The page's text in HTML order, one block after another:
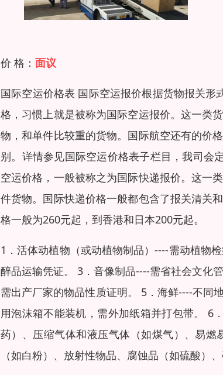
价 格： 面议
国际空运价格表 国际空运报价根据货物报关
格，习惯上就是被称为国际空运报价。这一类
物，和单件比较重的货物。国际航空还有的价
别。详情参见国际空运价格表子栏目，我司会
空运价格，一般被称之为国际快递报价。这一
件货物。国际快递价格一般都包含了报关清关
格一般为260元起，到香港和日本200元起。
1．活体动植物（或动植物制品）----需动植物
醉品运输凭证。 3．音像制品----需省社会文化
需出产厂家的物品性质证明。 5．海鲜----不同
用泡沫箱不能装机，需外加纸箱并打包带。 6
药）、压缩气体和液压气体（如煤气）、易
（如白粉）、放射性物品、腐蚀品（如硫酸）